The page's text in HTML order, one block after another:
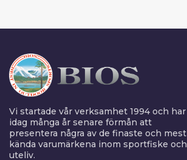
Vi startade vår verksamhet 1994 och har
idag många år senare förmån att
presentera några av de finaste och mest
kända varumärkena inom sportfiske och
uteliv.